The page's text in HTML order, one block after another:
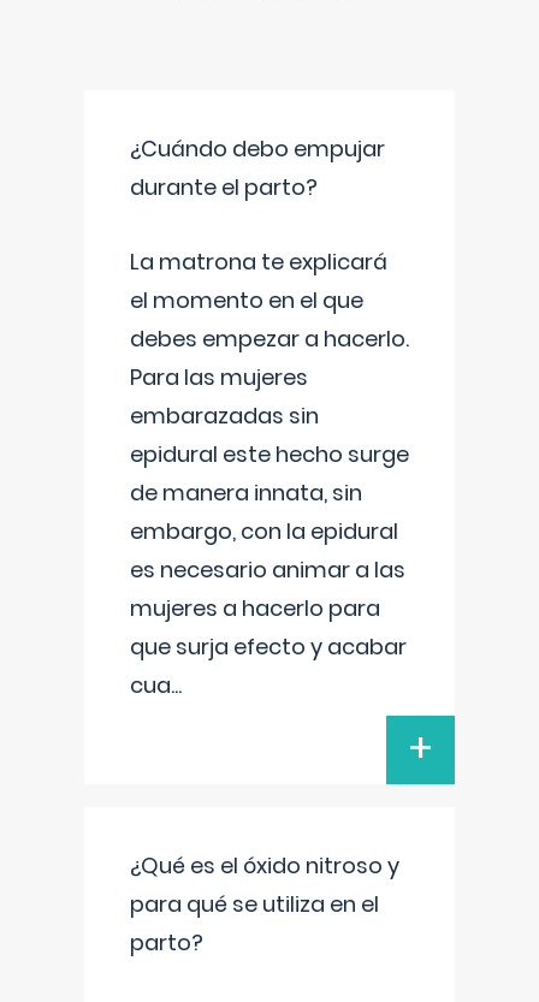
¿Cuándo debo empujar
durante el parto?
La matrona te explicará
el momento en el que
debes empezar a hacerlo.
Para las mujeres
embarazadas sin
epidural este hecho surge
de manera innata, sin
embargo, con la epidural
es necesario animar a las
mujeres a hacerlo para
que surja efecto y acabar
cua...
+
¿Qué es el óxido nitroso y
para qué se utiliza en el
parto?